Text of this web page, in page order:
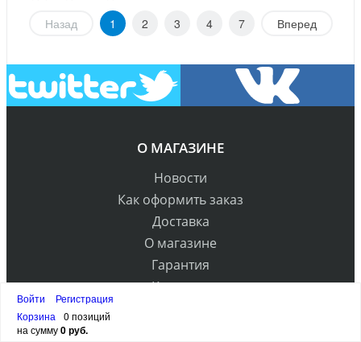
Назад
1 2 3 4 7 Вперед
О МАГАЗИНЕ
Новости
Как оформить заказ
Доставка
О магазине
Гарантия
Контакты
Войти
Регистрация
Корзина
0 позиций
на сумму0 руб.